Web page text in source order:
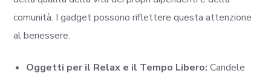
comunità. I gadget possono riflettere questa attenzione
al benessere.
Oggetti per il Relax e il Tempo Libero: Candele